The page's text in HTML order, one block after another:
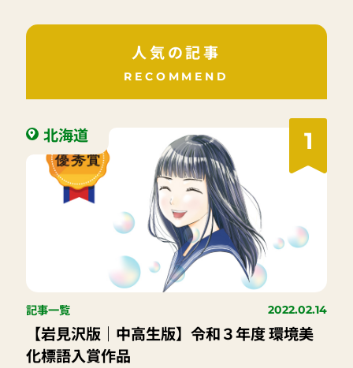
人気の記事
RECOMMEND
1
北海道
記事一覧 2022.02.14
【岩見沢版｜中高生版】令和３年度 環境美
化標語入賞作品